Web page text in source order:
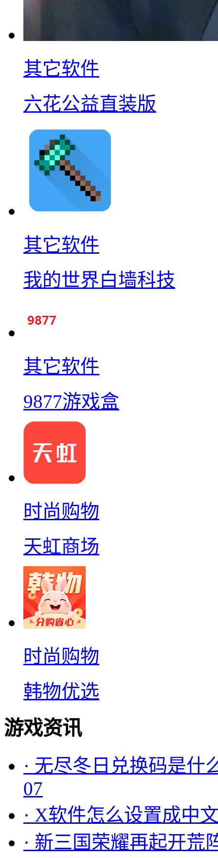
其它软件
六花公益直装版
其它软件
我的世界白墙科技
其它软件
9877游戏盒
时尚购物
天虹商场
时尚购物
韩物优选
游戏资讯
· 无尽冬日兑换码是什
07
· X软件怎么设置成中
· 新三国荣耀再起开荒